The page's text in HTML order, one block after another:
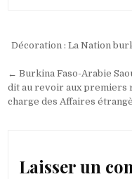
Navigation
de
l’article
Décoration : La Nation
← Burkina Faso-Arabie
dit au revoir aux premiers
charge des Affaires
Laisser un